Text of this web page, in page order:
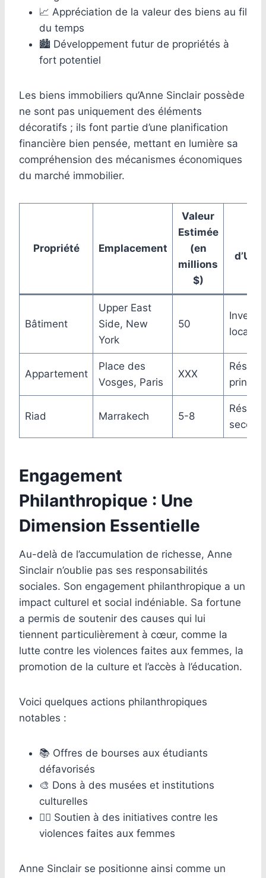
📈 Appréciation de la valeur des biens au fil
du temps
🏙️ Développement futur de propriétés à
fort potentiel
Les biens immobiliers qu’Anne Sinclair possède
ne sont pas uniquement des éléments
décoratifs ; ils font partie d’une planification
financière bien pensée, mettant en lumière sa
compréhension des mécanismes économiques
du marché immobilier.
Propriété Emplacement
Valeur
Estimée
(en
millions
$)
Bâtiment
Upper East
Side, New
York
50
locatif
Appartement
Place des
Vosges, Paris
XXX
Riad Marrakech 5-8
Engagement
Philanthropique : Une
Dimension Essentielle
Au-delà de l’accumulation de richesse, Anne
Sinclair n’oublie pas ses responsabilités
sociales. Son engagement philanthropique a un
impact culturel et social indéniable. Sa fortune
a permis de soutenir des causes qui lui
tiennent particulièrement à cœur, comme la
lutte contre les violences faites aux femmes, la
promotion de la culture et l’accès à l’éducation.
Voici quelques actions philanthropiques
notables :
📚 Offres de bourses aux étudiants
défavorisés
🎨 Dons à des musées et institutions
culturelles
🙋‍♀️ Soutien à des initiatives contre les
violences faites aux femmes
Anne Sinclair se positionne ainsi comme un